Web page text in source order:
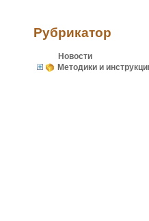
Рубрикатор
Новости
Методики и